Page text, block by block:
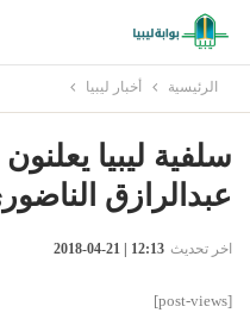
الرئيسية أخبار ليبيا
سلفية ليبيا
عبدالرازق
اخر تحديث 12:13 | 21-04-2018
[post-views]